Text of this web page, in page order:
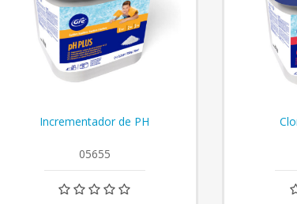
Incrementador de PH
05655